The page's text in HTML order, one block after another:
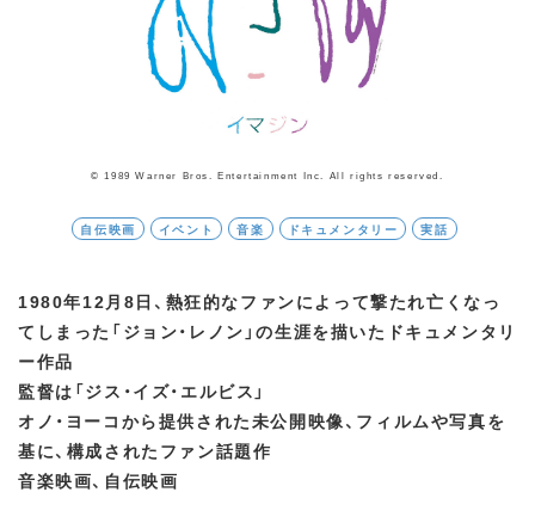
© 1989 Warner Bros. Entertainment Inc. All rights reserved.
自伝映画 イベント 音楽 ドキュメンタリー 実話
1980年12月8日、熱狂的なファンによって撃たれ亡くなっ
てしまった「ジョン・レノン」の生涯を描いたドキュメンタリ
ー作品
監督は「ジス・イズ・エルビス」
オノ・ヨーコから提供された未公開映像、フィルムや写真を
基に、構成されたファン話題作
音楽映画、自伝映画